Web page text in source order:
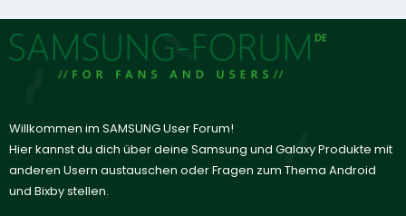
Willkommen im SAMSUNG User Forum!
Hier kannst du dich über deine Samsung und Galaxy Produkte mit
anderen Usern austauschen oder Fragen zum Thema Android
und Bixby stellen.